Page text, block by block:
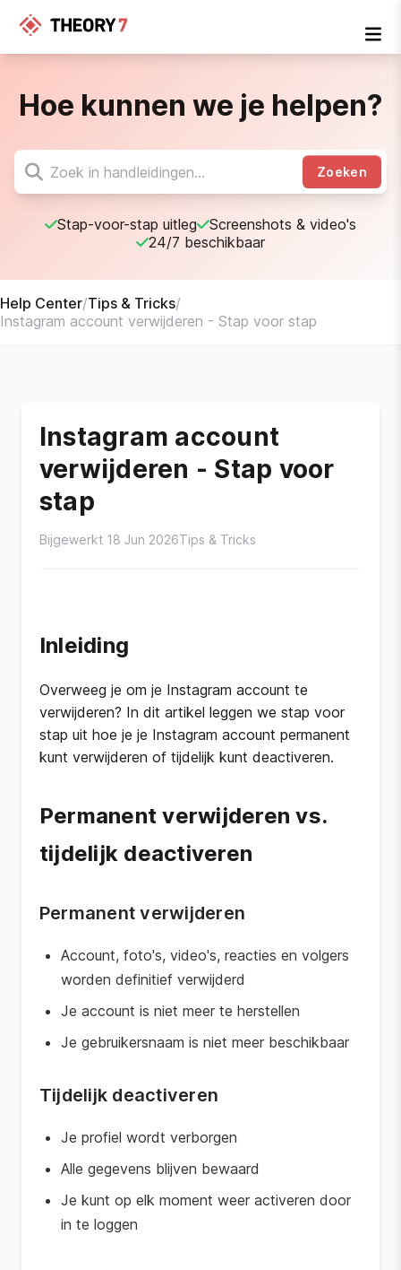
Hoe kunnen we je helpen?
Zoeken
Stap-voor-stap uitleg
Screenshots & video's
24/7 beschikbaar
Help Center/Tips & Tricks/
Instagram account verwijderen - Stap voor stap
Instagram account
verwijderen - Stap voor
stap
Bijgewerkt 18 Jun 2026Tips & Tricks
Inleiding
Overweeg je om je Instagram account te
verwijderen? In dit artikel leggen we stap voor
stap uit hoe je je Instagram account permanent
kunt verwijderen of tijdelijk kunt deactiveren.
Permanent verwijderen vs.
tijdelijk deactiveren
Permanent verwijderen
Account, foto's, video's, reacties en volgers
worden definitief verwijderd
Je account is niet meer te herstellen
Je gebruikersnaam is niet meer beschikbaar
Tijdelijk deactiveren
Je profiel wordt verborgen
Alle gegevens blijven bewaard
Je kunt op elk moment weer activeren door
in te loggen